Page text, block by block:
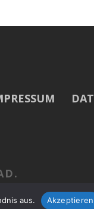
aus. Akzeptieren